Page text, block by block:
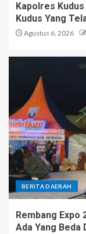
Kapolres
Kudus Yang
Agustus 6, 2026
BERITA DAERAH
Rembang Expo
Ada Yang Beda